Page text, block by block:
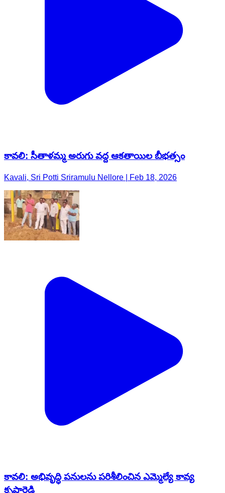
కావలి: సీతాళమ్మ అరుగు వద్ద ఆకతాయిల బీభత్సం
Kavali, Sri Potti Sriramulu Nellore | Feb 18, 2026
కావలి: అభివృద్ధి పనులను పరిశీలించిన ఎమ్మెల్యే కావ్య
కృష్ణారెడ్డి